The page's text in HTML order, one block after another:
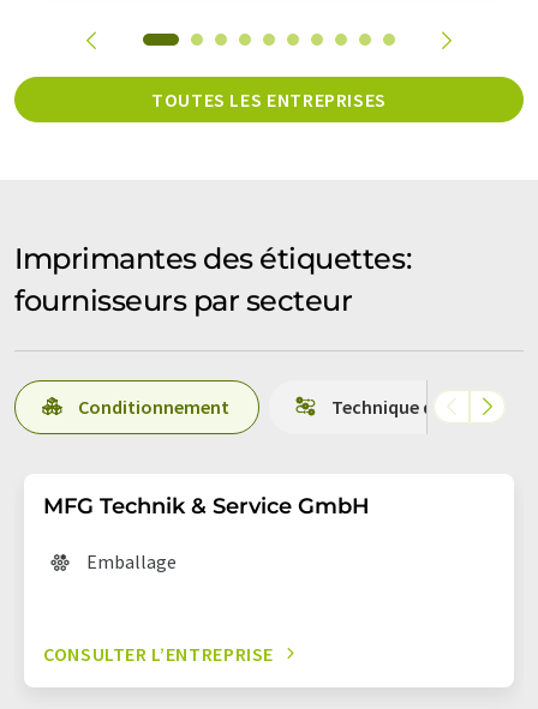
TOUTES LES ENTREPRISES
Imprimantes des étiquettes:
fournisseurs par secteur
Conditionnement Technique de
MFG Technik & Service GmbH
Emballage
CONSULTER L’ENTREPRISE